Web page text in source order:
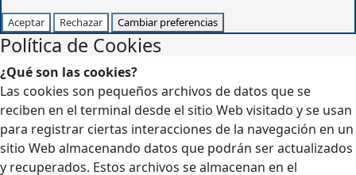
Aceptar Rechazar Cambiar preferencias
Política de Cookies
¿Qué son las cookies?
Las cookies son pequeños archivos de datos que se
reciben en el terminal desde el sitio Web visitado y se usan
para registrar ciertas interacciones de la navegación en un
sitio Web almacenando datos que podrán ser actualizados
y recuperados. Estos archivos se almacenan en el